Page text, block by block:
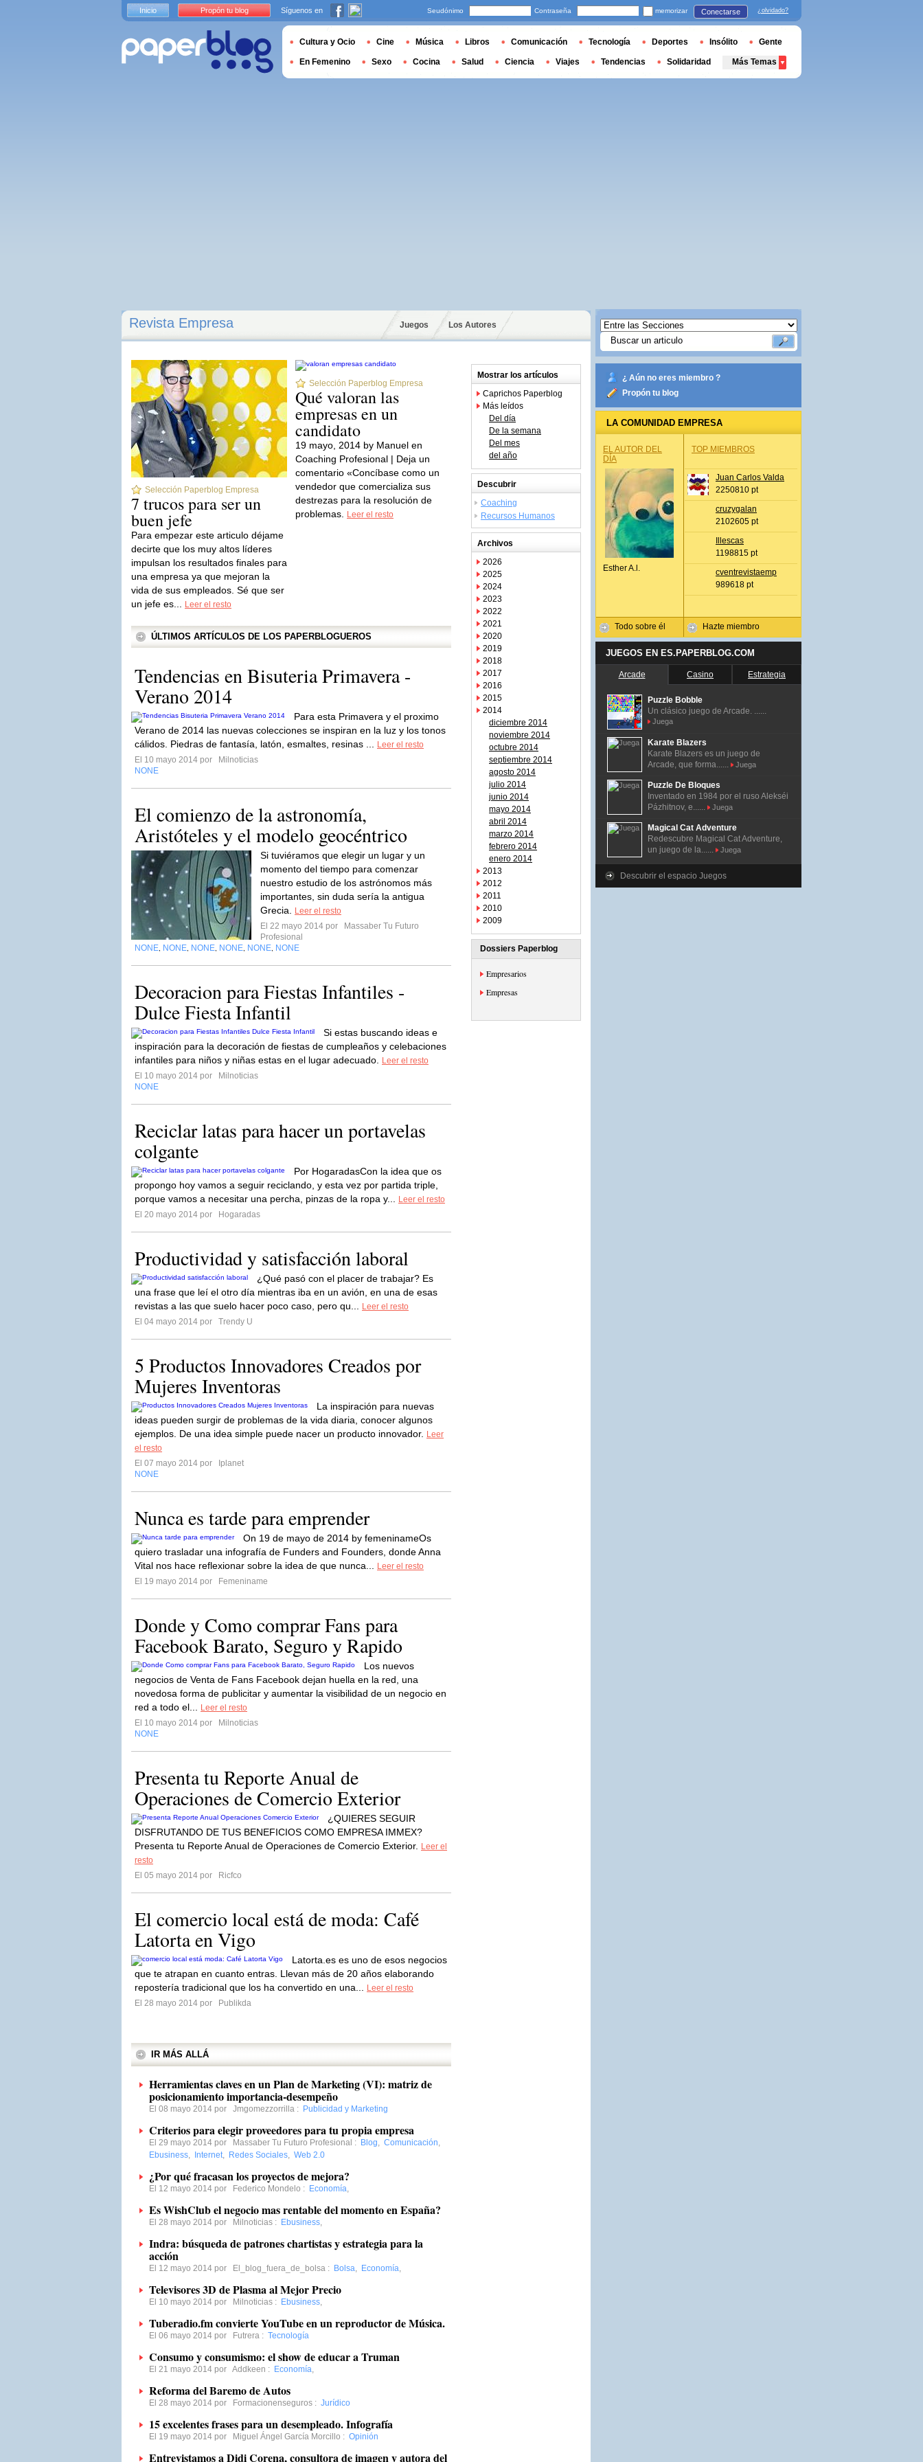
Revista Empresa Juegos Los Autores
Selección Paperblog Empresa
7 trucos para ser un
buen jefe
Para empezar este articulo déjame
decirte que los muy altos líderes
impulsan los resultados finales para
una empresa ya que mejoran la
vida de sus empleados. Sé que ser
un jefe es...
Leer el resto
Selección Paperblog Empresa
Qué valoran las
empresas en un
candidato
19 mayo, 2014 by Manuel en
Coaching Profesional | Deja un
comentario «Concíbase como un
vendedor que comercializa sus
destrezas para la resolución de
problemas.
Leer el resto
ÚLTIMOS ARTÍCULOS DE LOS PAPERBLOGUEROS
Tendencias en Bisuteria Primavera -
Verano 2014
Para esta Primavera y el proximo
Verano de 2014 las nuevas colecciones se inspiran en la luz y los tonos
cálidos. Piedras de fantasía, latón, esmaltes, resinas ...
Leer el resto
El 10 mayo 2014 por
Milnoticias
NONE
El comienzo de la astronomía,
Aristóteles y el modelo geocéntrico
Si tuviéramos que elegir un lugar y un
momento del tiempo para comenzar
nuestro estudio de los astrónomos más
importantes, sin duda sería la antigua
Grecia.
Leer el resto
El 22 mayo 2014 por
Massaber Tu Futuro
Profesional
NONE NONE NONE NONE NONE NONE
Decoracion para Fiestas Infantiles -
Dulce Fiesta Infantil
Si estas buscando ideas e
inspiración para la decoración de fiestas de cumpleaños y celebaciones
infantiles para niños y niñas estas en el lugar adecuado.
Leer el resto
El 10 mayo 2014 por
Milnoticias
NONE
Reciclar latas para hacer un portavelas
colgante
Por HogaradasCon la idea que os
propongo hoy vamos a seguir reciclando, y esta vez por partida triple,
porque vamos a necesitar una percha, pinzas de la ropa y...
Leer el resto
El 20 mayo 2014 por
Hogaradas
Productividad y satisfacción laboral
¿Qué pasó con el placer de trabajar? Es
una frase que leí el otro día mientras iba en un avión, en una de esas
revistas a las que suelo hacer poco caso, pero qu...
Leer el resto
El 04 mayo 2014 por
Trendy U
5 Productos Innovadores Creados por
Mujeres Inventoras
La inspiración para nuevas
ideas pueden surgir de problemas de la vida diaria, conocer algunos
ejemplos. De una idea simple puede nacer un producto innovador.
Leer
el resto
El 07 mayo 2014 por
Iplanet
NONE
Nunca es tarde para emprender
On 19 de mayo de 2014 by femeninameOs
quiero trasladar una infografía de Funders and Founders, donde Anna
Vital nos hace reflexionar sobre la idea de que nunca...
Leer el resto
El 19 mayo 2014 por
Femeniname
Donde y Como comprar Fans para
Facebook Barato, Seguro y Rapido
Los nuevos
negocios de Venta de Fans Facebook dejan huella en la red, una
novedosa forma de publicitar y aumentar la visibilidad de un negocio en
red a todo el...
Leer el resto
El 10 mayo 2014 por
Milnoticias
NONE
Presenta tu Reporte Anual de
Operaciones de Comercio Exterior
¿QUIERES SEGUIR
DISFRUTANDO DE TUS BENEFICIOS COMO EMPRESA IMMEX?
Presenta tu Reporte Anual de Operaciones de Comercio Exterior.
Leer el
resto
El 05 mayo 2014 por
Ricfco
El comercio local está de moda: Café
Latorta en Vigo
Latorta.es es uno de esos negocios
que te atrapan en cuanto entras. Llevan más de 20 años elaborando
repostería tradicional que los ha convertido en una...
Leer el resto
El 28 mayo 2014 por
Publikda
IR MÁS ALLÁ
Herramientas claves en un Plan de Marketing (VI): matriz de
posicionamiento importancia-desempeño
El 08 mayo 2014 por Jmgomezzorrilla : Publicidad y Marketing
Criterios para elegir proveedores para tu propia empresa
El 29 mayo 2014 por Massaber Tu Futuro Profesional : Blog, Comunicación,
Ebusiness, Internet, Redes Sociales, Web 2.0
¿Por qué fracasan los proyectos de mejora?
El 12 mayo 2014 por Federico Mondelo : Economía,
Es WishClub el negocio mas rentable del momento en España?
El 28 mayo 2014 por Milnoticias : Ebusiness,
Indra: búsqueda de patrones chartistas y estrategia para la
acción
El 12 mayo 2014 por El_blog_fuera_de_bolsa : Bolsa, Economía,
Televisores 3D de Plasma al Mejor Precio
El 10 mayo 2014 por Milnoticias : Ebusiness,
Tuberadio.fm convierte YouTube en un reproductor de Música.
El 06 mayo 2014 por Futrera : Tecnología
Consumo y consumismo: el show de educar a Truman
El 21 mayo 2014 por Addkeen : Economía,
Reforma del Baremo de Autos
El 28 mayo 2014 por Formacionenseguros : Jurídico
15 excelentes frases para un desempleado. Infografía
El 19 mayo 2014 por Miguel Ángel García Morcillo : Opinión
Entrevistamos a Didi Corena, consultora de imagen y autora del
Mostrar los artículos
Caprichos Paperblog
Más leídos
Del día
De la semana
Del mes
del año
Descubrir
Coaching
Recursos Humanos
Archivos
2026
2025
2024
2023
2022
2021
2020
2019
2018
2017
2016
2015
2014
diciembre 2014
noviembre 2014
octubre 2014
septiembre 2014
agosto 2014
julio 2014
junio 2014
mayo 2014
abril 2014
marzo 2014
febrero 2014
enero 2014
2013
2012
2011
2010
2009
Dossiers Paperblog
Empresarios
Empresas
¿ Aún no eres miembro ?
Propón tu blog
LA COMUNIDAD EMPRESA
EL AUTOR DEL
DÍA
Esther A.l.
Todo sobre él
TOP MIEMBROS
Juan Carlos Valda
2250810 pt
cruzygalan
2102605 pt
Illescas
1198815 pt
cventrevistaemp
989618 pt
Hazte miembro
JUEGOS EN ES.PAPERBLOG.COM
Arcade Casino Estrategia
Puzzle Bobble
Un clásico juego de Arcade. ......
Juega
Karate Blazers
Karate Blazers es un juego de
Arcade, que forma......
Juega
Puzzle De Bloques
Inventado en 1984 por el ruso Alekséi
Pázhitnov, e......
Juega
Magical Cat Adventure
Redescubre Magical Cat Adventure,
un juego de la......
Juega
Descubrir el espacio Juegos
Inicio Propón tu blog Síguenos en Seudónimo Contraseña memorizar Conectarse ¿olvidado?
Cultura y Ocio Cine Música Libros Comunicación Tecnología Deportes Insólito Gente
En Femenino Sexo Cocina Salud Ciencia Viajes Tendencias Solidaridad Más Temas